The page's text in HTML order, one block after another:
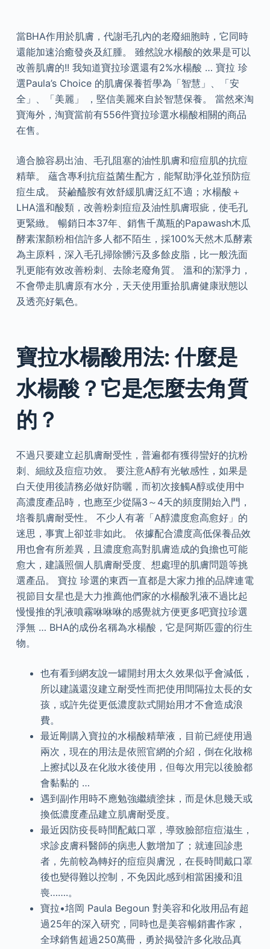
當BHA作用於肌膚，代謝毛孔內的老廢細胞時，它同時
還能加速治癒發炎及紅腫。 雖然說水楊酸的效果是可以
改善肌膚的!! 我知道寶拉珍選還有2%水楊酸 … 寶拉 珍
選Paula’s Choice 的肌膚保養哲學為「智慧」、「安
全」、「美麗」 ，堅信美麗來自於智慧保養。 當然來淘
寶海外，淘寶當前有556件寶拉珍選水楊酸相關的商品
在售。
適合臉容易出油、毛孔阻塞的油性肌膚和痘痘肌的抗痘
精華。 蘊含專利抗痘益菌生配方，能幫助淨化並預防痘
痘生成。 菸鹼醯胺有效舒緩肌膚泛紅不適；水楊酸＋
LHA溫和酸類，改善粉刺痘痘及油性肌膚瑕疵，使毛孔
更緊緻。 暢銷日本37年、銷售千萬瓶的Papawash木瓜
酵素潔顏粉相信許多人都不陌生，採100%天然木瓜酵素
為主原料，深入毛孔掃除髒污及多餘皮脂，比一般洗面
乳更能有效改善粉刺、去除老廢角質。 溫和的潔淨力，
不會帶走肌膚原有水分，天天使用重拾肌膚健康狀態以
及透亮好氣色。
寶拉水楊酸用法: 什麼是
水楊酸？它是怎麼去角質
的？
不過只要建立起肌膚耐受性，普遍都有獲得蠻好的抗粉
刺、細紋及痘痘功效。 要注意A醇有光敏感性，如果是
白天使用後請務必做好防曬，而初次接觸A醇或使用中
高濃度產品時，也應至少從隔3～4天的頻度開始入門，
培養肌膚耐受性。 不少人有著「A醇濃度愈高愈好」的
迷思，事實上卻並非如此。 依據配合濃度高低保養品效
用也會有所差異，且濃度愈高對肌膚造成的負擔也可能
愈大，建議照個人肌膚耐受度、想處理的肌膚問題等挑
選產品。 寶拉 珍選的東西一直都是大家力推的品牌連電
視節目女星也是大力推薦他們家的水楊酸乳液不過比起
慢慢推的乳液噴霧咻咻咻的感覺就方便更多吧寶拉珍選
淨無 … BHA的成份名稱為水楊酸，它是阿斯匹靈的衍生
物。
也有看到網友說一罐開封用太久效果似乎會減低，
所以建議還沒建立耐受性而把使用間隔拉太長的女
孩，或許先從更低濃度款式開始用才不會造成浪
費。
最近剛購入寶拉的水楊酸精華液，目前已經使用過
兩次，現在的用法是依照官網的介紹，倒在化妝棉
上擦拭以及在化妝水後使用，但每次用完以後臉都
會黏黏的 …
遇到副作用時不應勉強繼續塗抹，而是休息幾天或
換低濃度產品建立肌膚耐受度。
最近因防疫長時間配戴口罩，導致臉部痘痘滋生，
求診皮膚科醫師的病患人數增加了；就連回診患
者，先前較為轉好的痘痘與膚況，在長時間戴口罩
後也變得難以控制，不免因此感到相當困擾和沮
喪…….。
寶拉•培岡 Paula Begoun 對美容和化妝用品有超
過25年的深入研究，同時也是美容暢銷書作家，
全球銷售超過250萬冊，勇於揭發許多化妝品真